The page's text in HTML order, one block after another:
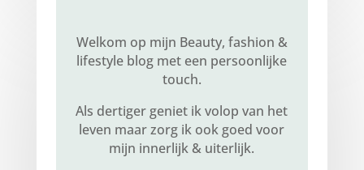
Welkom op mijn Beauty, fashion &
lifestyle blog met een persoonlijke
touch.
Als dertiger geniet ik volop van het
leven maar zorg ik ook goed voor
mijn innerlijk & uiterlijk.